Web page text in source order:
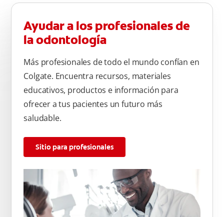
Ayudar a los profesionales de
la odontología
Más profesionales de todo el mundo confían en
Colgate. Encuentra recursos, materiales
educativos, productos e información para
ofrecer a tus pacientes un futuro más
saludable.
Sitio para profesionales